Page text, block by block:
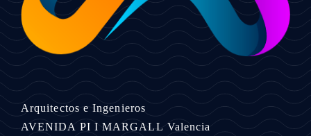
Arquitectos e Ingenieros
AVENIDA PI I MARGALL Valencia